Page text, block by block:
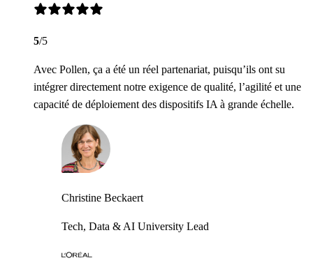
5/5
Avec Pollen, ça a été un réel partenariat, puisqu’ils ont su
intégrer directement notre exigence de qualité, l’agilité et une
capacité de déploiement des dispositifs IA à grande échelle.
Christine Beckaert
Tech, Data & AI University Lead